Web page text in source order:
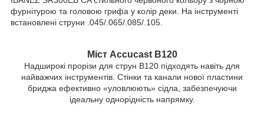
фурнітурою та головою грифа у колір деки. На інструменті
встановлені струни .045/.065/.085/.105.
Міст Accucast B120
Надширокі прорізи для струн B120 підходять навіть для
найважчих інструментів. Стінки та канали нової пластини
бриджа ефективно «уловлюють» сідла, забезпечуючи
ідеальну однорідність напрямку.